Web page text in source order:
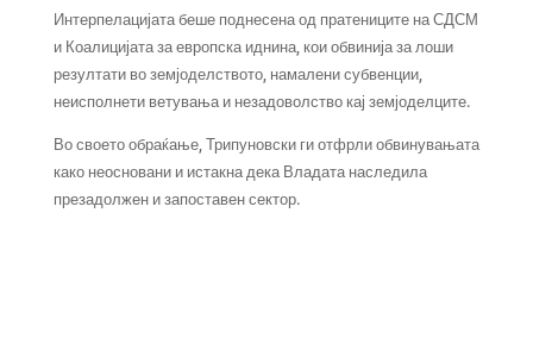
Интерпелацијата беше поднесена од пратениците на СДСМ
и Коалицијата за европска иднина, кои обвинија за лоши
резултати во земјоделството, намалени субвенции,
неисполнети ветувања и незадоволство кај земјоделците.
Во своето обраќање, Трипуновски ги отфрли обвинувањата
како неосновани и истакна дека Владата наследила
презадолжен и запоставен сектор.